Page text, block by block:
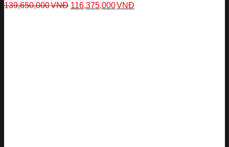
139,650,000VNĐ 116,375,000VNĐ